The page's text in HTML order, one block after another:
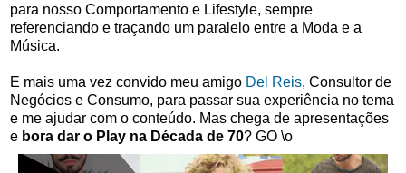
para nosso Comportamento e Lifestyle, sempre
referenciando e traçando um paralelo entre a Moda e a
Música.
E mais uma vez convido meu amigo Del Reis, Consultor de
Negócios e Consumo, para passar sua experiência no tema
e me ajudar com o conteúdo. Mas chega de apresentações
e bora dar o Play na Década de 70? GO \o